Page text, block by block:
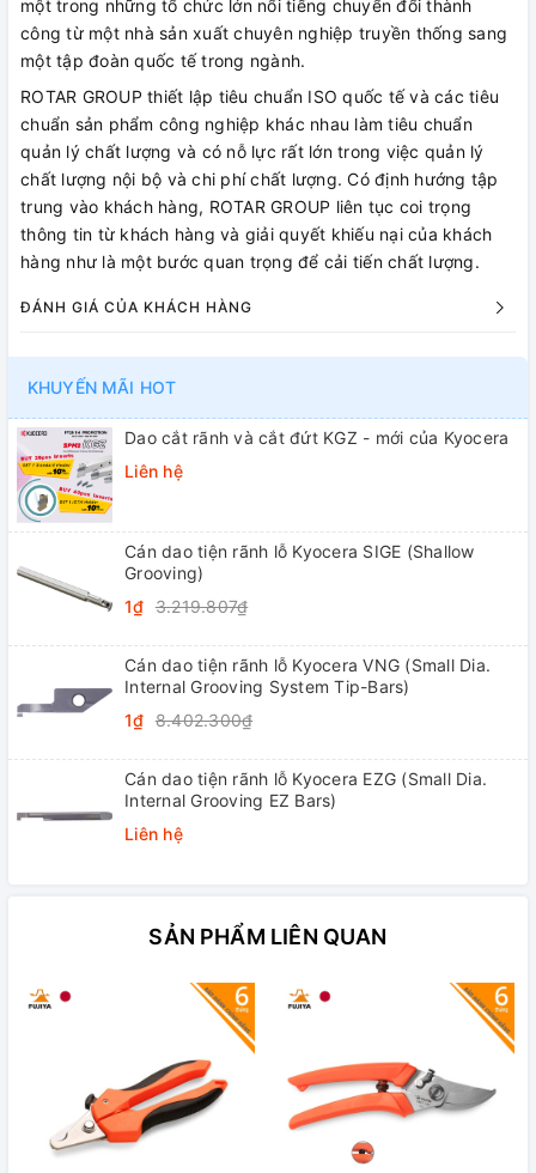
một trong những tổ chức lớn nổi tiếng chuyển đổi thành
công từ một nhà sản xuất chuyên nghiệp truyền thống sang
một tập đoàn quốc tế trong ngành.
ROTAR GROUP thiết lập tiêu chuẩn ISO quốc tế và các tiêu
chuẩn sản phẩm công nghiệp khác nhau làm tiêu chuẩn
quản lý chất lượng và có nỗ lực rất lớn trong việc quản lý
chất lượng nội bộ và chi phí chất lượng. Có định hướng tập
trung vào khách hàng, ROTAR GROUP liên tục coi trọng
thông tin từ khách hàng và giải quyết khiếu nại của khách
hàng như là một bước quan trọng để cải tiến chất lượng.
ĐÁNH GIÁ CỦA KHÁCH HÀNG
KHUYẾN MÃI HOT
Dao cắt rãnh và cắt đứt KGZ - mới của Kyocera
Liên hệ
Cán dao tiện rãnh lỗ Kyocera SIGE (Shallow
Grooving)
1₫ 3.219.807₫
Cán dao tiện rãnh lỗ Kyocera VNG (Small Dia.
Internal Grooving System Tip-Bars)
1₫ 8.402.300₫
Cán dao tiện rãnh lỗ Kyocera EZG (Small Dia.
Internal Grooving EZ Bars)
Liên hệ
SẢN PHẨM LIÊN QUAN